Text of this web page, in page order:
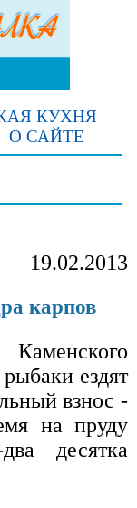
КУХНЯ
О САЙТЕ
19.02.2013
карпов
ездят
взнос -
на пруду
десятка